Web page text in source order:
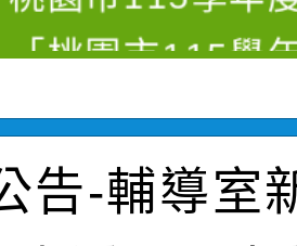
12招)
本土語及新住
桃園市115學
」
中市政府政風處
手，綠能透明
115學年度全
告-輔導室